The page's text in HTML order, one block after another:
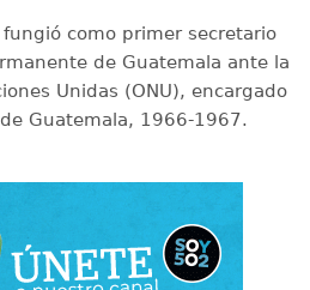
como primer secretario
de Guatemala ante la
Unidas (ONU), encargado
Guatemala, 1966-1967.